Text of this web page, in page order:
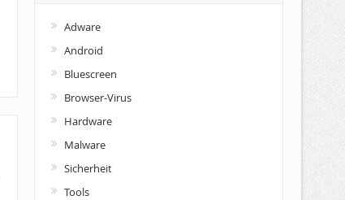
Adware
Android
Bluescreen
Browser-Virus
Hardware
Malware
Sicherheit
Tools